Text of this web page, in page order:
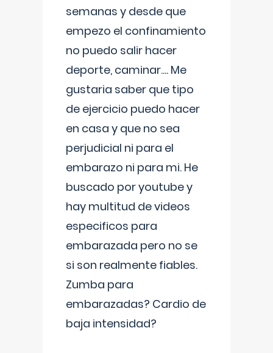
semanas y desde que
empezo el confinamiento
no puedo salir hacer
deporte, caminar.... Me
gustaria saber que tipo
de ejercicio puedo hacer
en casa y que no sea
perjudicial ni para el
embarazo ni para mi. He
buscado por youtube y
hay multitud de videos
especificos para
embarazada pero no se
si son realmente fiables.
Zumba para
embarazadas? Cardio de
baja intensidad?